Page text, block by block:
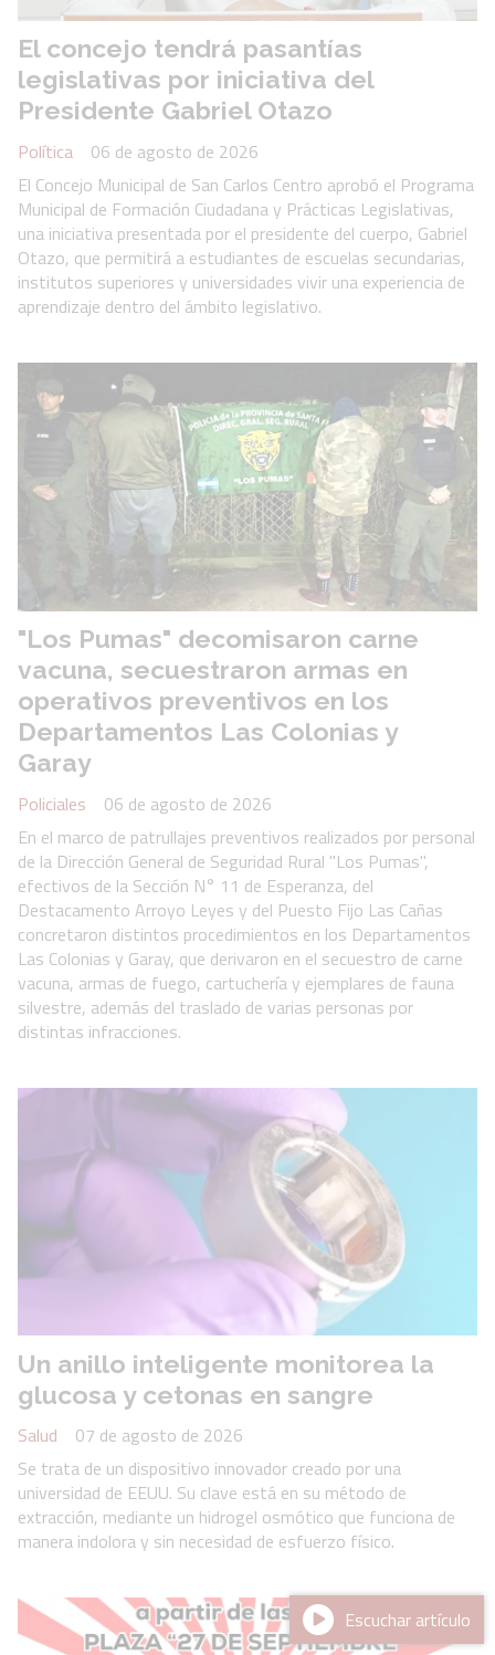
El concejo tendrá pasantías
legislativas por iniciativa del
Presidente Gabriel Otazo
Política
06 de agosto de 2026
El Concejo Municipal de San Carlos Centro aprobó el Programa
Municipal de Formación Ciudadana y Prácticas Legislativas,
una iniciativa presentada por el presidente del cuerpo, Gabriel
Otazo, que permitirá a estudiantes de escuelas secundarias,
institutos superiores y universidades vivir una experiencia de
aprendizaje dentro del ámbito legislativo.
"Los Pumas" decomisaron carne
vacuna, secuestraron armas en
operativos preventivos en los
Departamentos Las Colonias y
Garay
Policiales
06 de agosto de 2026
En el marco de patrullajes preventivos realizados por personal
de la Dirección General de Seguridad Rural "Los Pumas",
efectivos de la Sección N° 11 de Esperanza, del
Destacamento Arroyo Leyes y del Puesto Fijo Las Cañas
concretaron distintos procedimientos en los Departamentos
Las Colonias y Garay, que derivaron en el secuestro de carne
vacuna, armas de fuego, cartuchería y ejemplares de fauna
silvestre, además del traslado de varias personas por
distintas infracciones.
Un anillo inteligente monitorea la
glucosa y cetonas en sangre
Salud
07 de agosto de 2026
Se trata de un dispositivo innovador creado por una
universidad de EEUU. Su clave está en su método de
extracción, mediante un hidrogel osmótico que funciona de
manera indolora y sin necesidad de esfuerzo físico.
Escuchar artículo